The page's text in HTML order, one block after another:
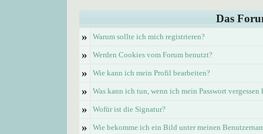
Das
»
Warum sollte ich mich registrieren?
» Werden Cookies vom Forum benutzt?
» Wie kann ich mein Profil bearbeiten?
» Was kann ich tun, wenn ich mein Passwort vergessen
» Wofür ist die Signatur?
» Wie bekomme ich ein Bild unter meinen